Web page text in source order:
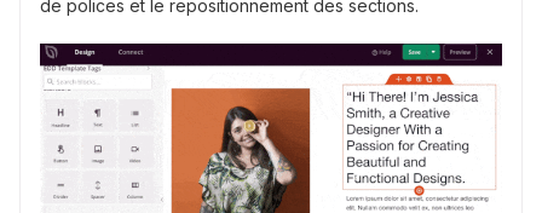
de polices et le repositionnement des sections.